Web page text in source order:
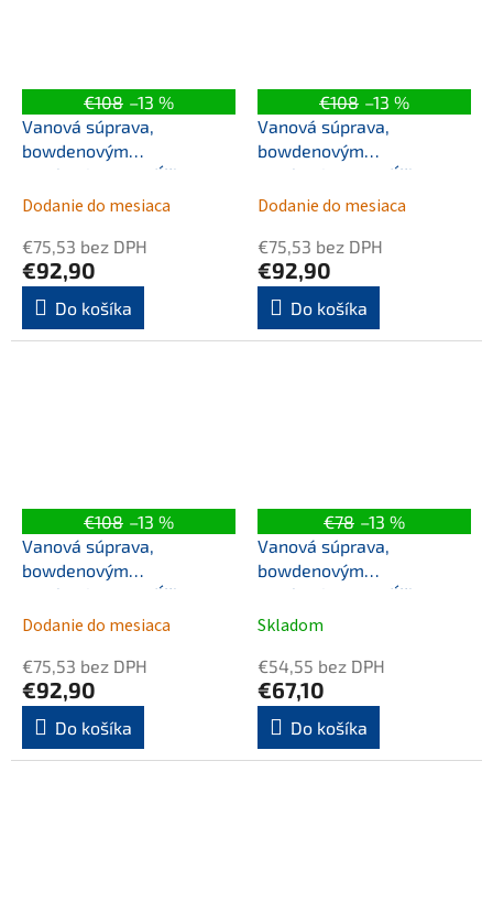
€108 –13 %
Vanová súprava,
bowdenovým
mechanizmom, dĺžka
1200mm, zátka 72mm,
Dodanie do mesiaca
€75,53 bez DPH
€92,90
Do košíka
€108 –13 %
Vanová súprava,
bowdenovým
mechanizmom, dĺžka
1200mm, zátka 72mm,
Dodanie do mesiaca
€75,53 bez DPH
€92,90
Do košíka
€108 –13 %
Vanová súprava,
bowdenovým
mechanizmom, dĺžka
1200mm, zátka 72mm,
Dodanie do mesiaca
€75,53 bez DPH
€92,90
Do košíka
€78 –13 %
Vanová súprava,
bowdenovým
mechanizmom, dĺžka
800mm, zátka 72mm,
Skladom
€54,55 bez DPH
€67,10
Do košíka